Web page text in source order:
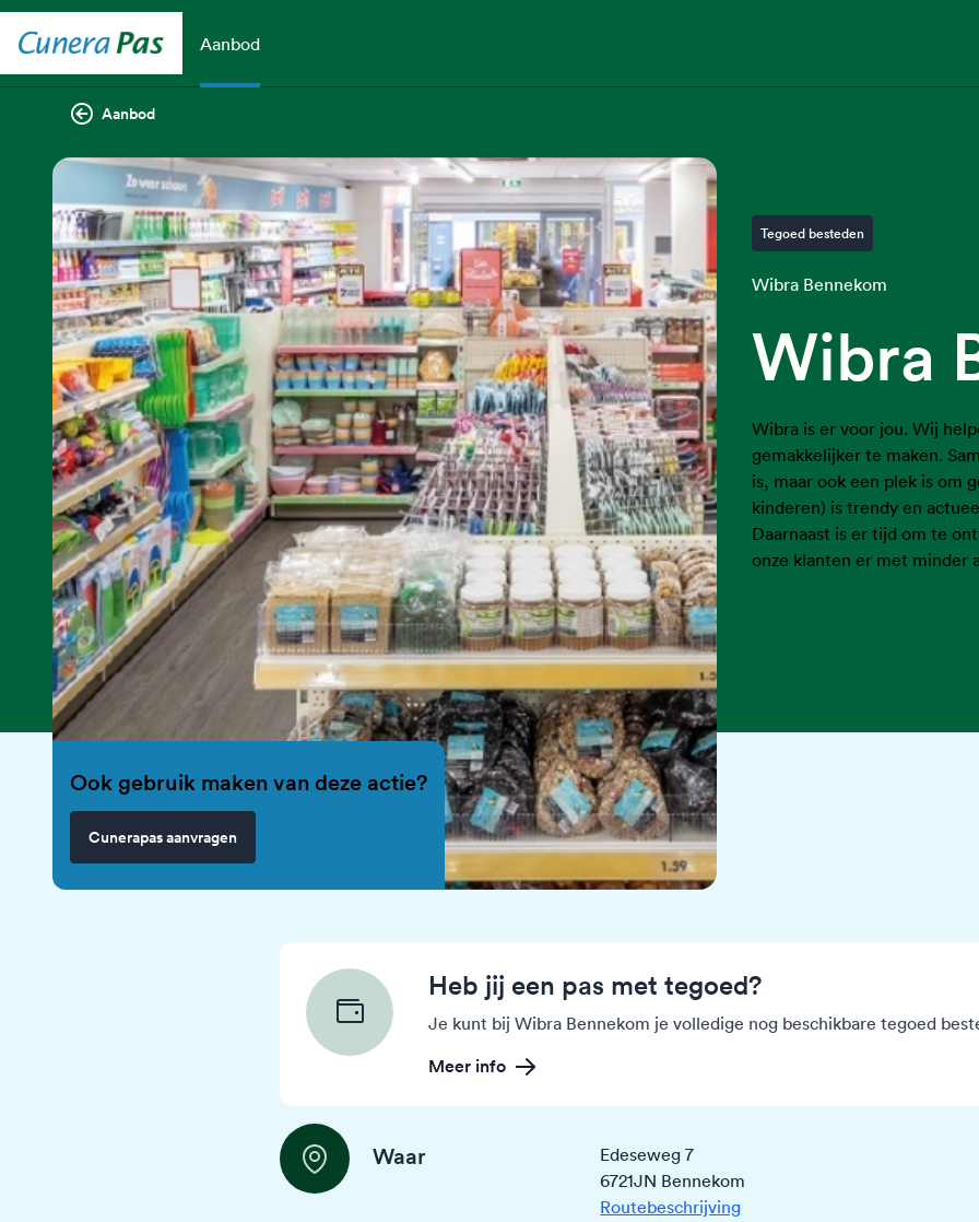
Aanbod
Aanbod
Tegoed besteden
Wibra Bennekom
Wibra
Wibra is er voor jou. Wij
gemakkelijker te maken.
is, maar ook een plek is om
kinderen) is trendy en
Daarnaast is er tijd om te
onze klanten er met minder
Ook gebruik maken van deze actie?
Cunerapas aanvragen
Heb jij een pas met tegoed?
Je kunt bij Wibra Bennekom je volledige nog beschikbare tegoed
Meer info
Waar
Edeseweg 7
6721JN Bennekom
Routebeschrijving